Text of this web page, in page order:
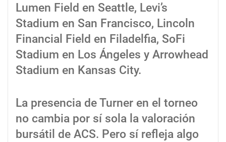
Lumen Field en Seattle, Levi’s
Stadium en San Francisco, Lincoln
Financial Field en Filadelfia, SoFi
Stadium en Los Ángeles y Arrowhead
Stadium en Kansas City.
La presencia de Turner en el torneo
no cambia por sí sola la valoración
bursátil de ACS. Pero sí refleja algo